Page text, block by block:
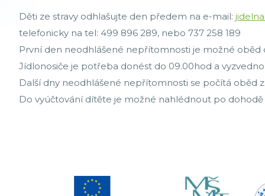
Děti ze stravy odhlašujte den předem na e-mail:
telefonicky na tel: 499 896 289, nebo 737 258 189
První den neodhlášené nepřítomnosti je možné
Jídlonosiče je potřeba donést do 09.00hod a
Další dny neodhlášené nepřítomnosti se počítá oběd
Do vyúčtování dítěte je možné nahlédnout po